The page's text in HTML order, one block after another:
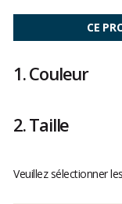
CE
1.Couleur
2.Taille
Veuillez sélectionner